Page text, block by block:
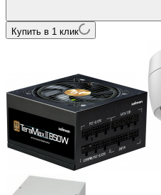
Купить в 1 клик